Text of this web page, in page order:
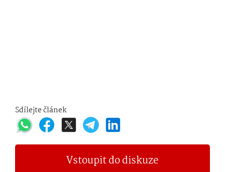
Sdílejte článek
Vstoupit do diskuze